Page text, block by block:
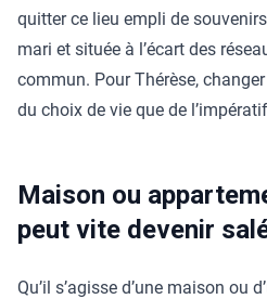
quitter ce lieu empli de
mari et située à l’écart des
commun. Pour Thérèse,
du choix de vie que de
Maison ou
peut vite devenir
Qu’il s’agisse d’une maison ou